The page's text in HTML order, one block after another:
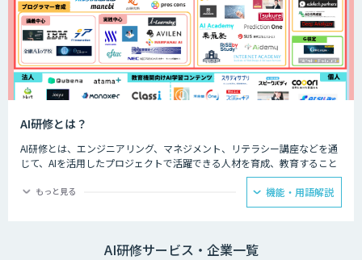
AI研修とは？
AI研修とは、エンジニアリング、マネジメント、リテラシー講座などを通
じて、AIを活用したプロジェクトで活躍できる人材を育成、教育すること
です。AI人材を育成、教育することで、企業のAIプロジェクトを成功させ
るための人材を確保することができます。
AIプロジェクトを推進するチームを作ることができるでしょう。
もっと見る 機能・用語解説
AI研修サービス・企業一覧